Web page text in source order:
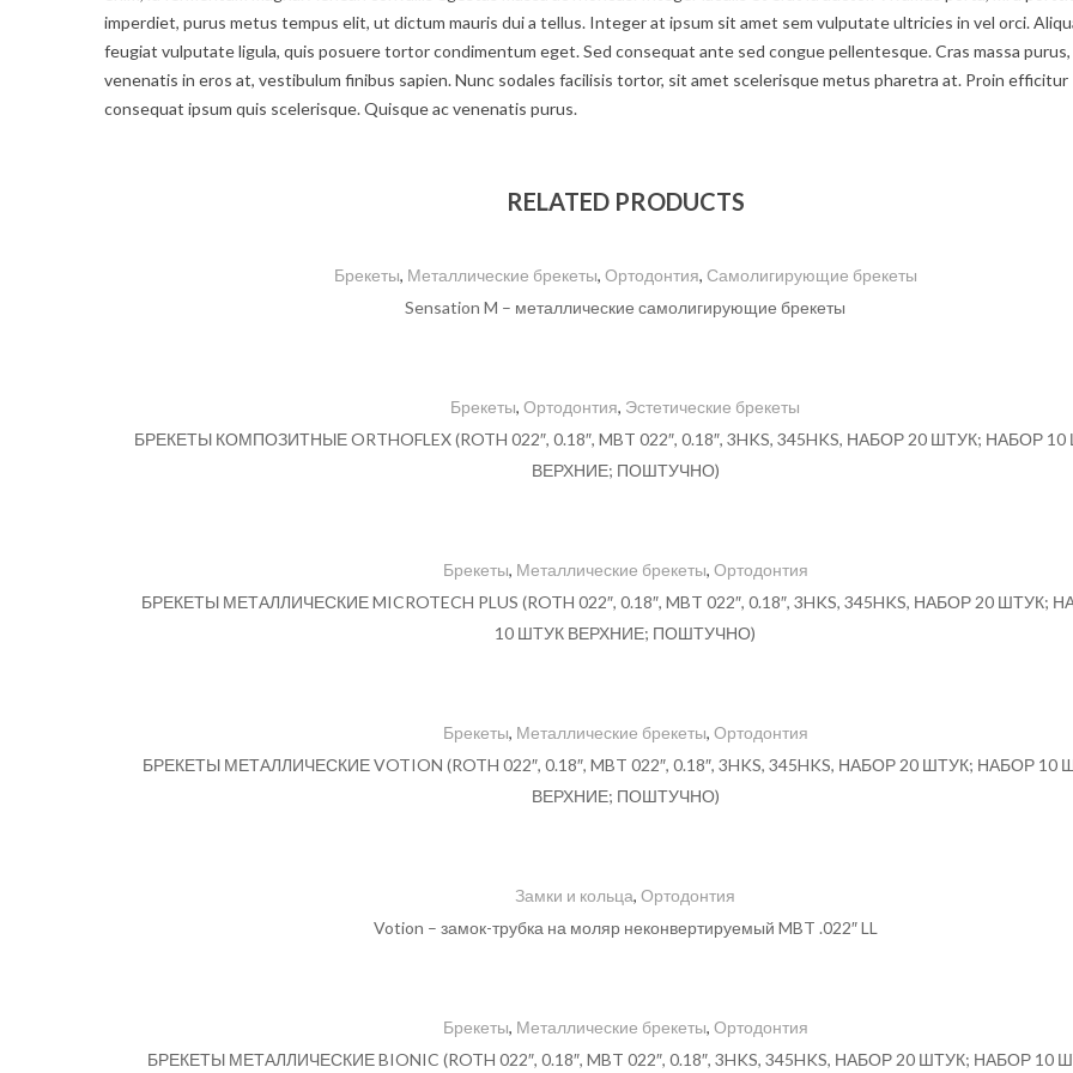
imperdiet, purus metus tempus elit, ut dictum mauris dui a tellus. Integer at ipsum sit amet sem vulputate ultricies in vel orci.
feugiat vulputate ligula, quis posuere tortor condimentum eget. Sed consequat ante sed congue pellentesque. Cras massa purus,
venenatis in eros at, vestibulum finibus sapien. Nunc sodales facilisis tortor, sit amet scelerisque metus pharetra at. Proin efficitur
consequat ipsum quis scelerisque. Quisque ac venenatis purus.
RELATED PRODUCTS
Брекеты, Металлические брекеты, Ортодонтия, Самолигирующие брекеты
Sensation M – металлические самолигирующие брекеты
Брекеты, Ортодонтия, Эстетические брекеты
БРЕКЕТЫ КОМПОЗИТНЫЕ ORTHOFLEX (ROTH 022″, 0.18″, MBT 022″, 0.18″, 3HKS, 345HKS, НАБОР 20 ШТУК; НАБОР
ВЕРХНИЕ; ПОШТУЧНО)
Брекеты, Металлические брекеты, Ортодонтия
БРЕКЕТЫ МЕТАЛЛИЧЕСКИЕ MICROTECH PLUS (ROTH 022″, 0.18″, MBT 022″, 0.18″, 3HKS, 345HKS, НАБОР 20 ШТУК;
10 ШТУК ВЕРХНИЕ; ПОШТУЧНО)
Брекеты, Металлические брекеты, Ортодонтия
БРЕКЕТЫ МЕТАЛЛИЧЕСКИЕ VOTION (ROTH 022″, 0.18″, MBT 022″, 0.18″, 3HKS, 345HKS, НАБОР 20 ШТУК; НАБОР 10
ВЕРХНИЕ; ПОШТУЧНО)
Замки и кольца, Ортодонтия
Votion – замок-трубка на моляр неконвертируемый MBT .022″ LL
Брекеты, Металлические брекеты, Ортодонтия
БРЕКЕТЫ МЕТАЛЛИЧЕСКИЕ BIONIC (ROTH 022″, 0.18″, MBT 022″, 0.18″, 3HKS, 345HKS, НАБОР 20 ШТУК; НАБОР 10